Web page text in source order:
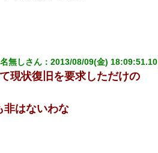
いしてる知的障害のオッサンがい
き棒を持って顔を真っ赤にしながら
付き合うも現実を知ってしまい無事
無しさん ：2013/08/09(金) 18:09:51.10
現状復旧を要求しただけの
非はないわな